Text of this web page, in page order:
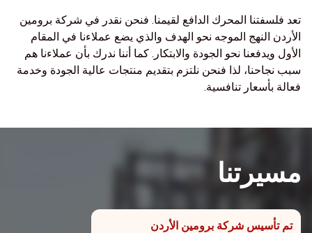
تعد فلسفتنا المحرك الدافع لقيمنا. فنحن نقدر في شركة برومين
الأردن النهج الموجه نحو الهدف والذي يضع عملاءنا في المقام
الأول ويدفعنا نحو الجودة والابتكار. كما أننا ندرك بأن عملاءنا هم
سبب نجاحنا، لذا فنحن نلتزم بتقديم منتجات عالية الجودة وخدمة
فعالة بأسعار تنافسية.
مسيرتنا
تم تأسيس شركة برومين الأردن